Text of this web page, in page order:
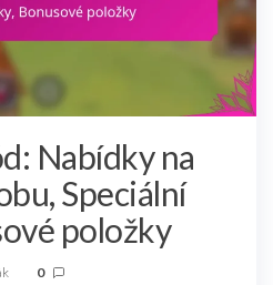
Nabídky na
Speciální
položky
0